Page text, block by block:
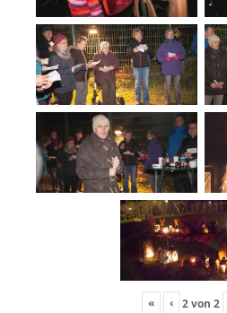
« ‹ 2von 2